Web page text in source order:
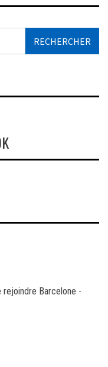
rejoindre Barcelone -